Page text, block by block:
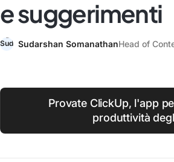
e suggerimenti
Sudarshan SomanathanHead of
Provate ClickUp, l'app
produttività